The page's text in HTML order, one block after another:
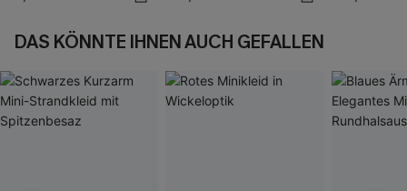
DAS KÖNNTE IHNEN AUCH GEFALLEN